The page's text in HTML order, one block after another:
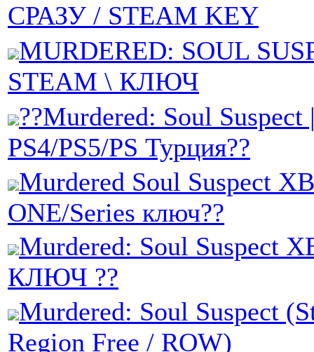
СРАЗУ / STEAM KEY
MURDERED: SOUL
STEAM \ КЛЮЧ
??Murdered: Soul Suspect
PS4/PS5/PS Турция??
Murdered Soul Suspect
ONE/Series ключ??
Murdered: Soul Suspect
КЛЮЧ ??
Murdered: Soul Suspect
Region Free / ROW)